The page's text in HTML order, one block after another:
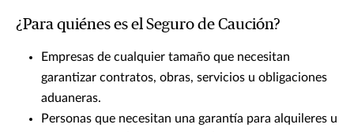
¿Para quiénes es el Seguro de Caución?
Empresas de cualquier tamaño que necesitan
garantizar contratos, obras, servicios u obligaciones
aduaneras.
Personas que necesitan una garantía para alquileres u